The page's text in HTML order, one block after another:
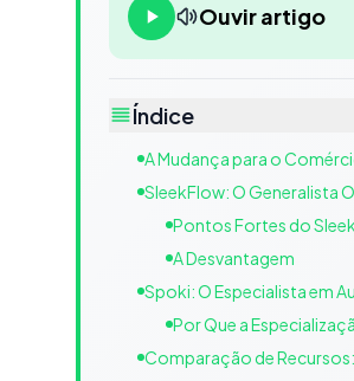
Ouvir artigo
Índice
A Mudança para o
SleekFlow: O Generalista
Pontos Fortes do
A Desvantagem
Spoki: O Especialista em
Por Que a
Comparação de